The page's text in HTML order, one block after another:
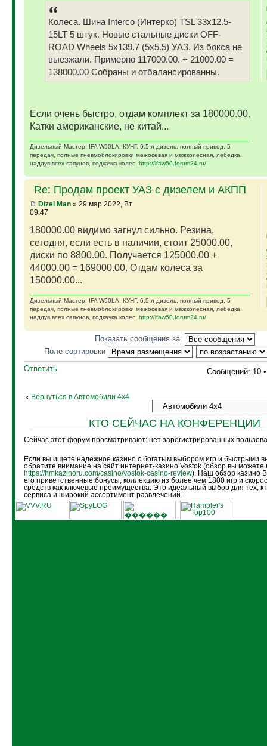
Колеса. Шина Interco (Интерко) TSL 33x12.5-
15LT 5 штук. Новые стальные диски OFF-
ROAD Wheels 5x139.7 (5x5.5) УАЗ. Из бокса не
выезжали. Примерно 117000.00. + 21000.00 =
138000.00 Собраны и отбалансированны.
Если очень быстро, отдам комплект за 180000.00.
Катки американские, не китай...
Дизельный Мастер. IFA W50LA, КУНГ, 6,5 л дизель, полный привод, 5
передач, полные пневмоблокировки межосевая и межколесная, лебедка,
наддув всех сапунов, подкачка колес. http://ifaw50.forum24.ru/
Re: Продам проект УАЗ с дизелем и АКПП
Dizel Man» 29 мар 2022, Вт
09:47
180000.00 видимо загнул сильно. Резина,
сегодня, если есть в наличии, стоит 25000.00,
диски по 8800.00. Получается 125000.00 +
44000.00 = 169000.00. Отдам колеса за
150000.00...
Дизельный Мастер. IFA W50LA, КУНГ, 6,5 л дизель, полный привод, 5
передач, полные пневмоблокировки межосевая и межколесная, лебедка,
наддув всех сапунов, подкачка колес. http://ifaw50.forum24.ru/
Показать сообщения за:
Поле сортировки
Ответить
Сообщений: 10
Вернуться в Автомобили 4х4
КТО СЕЙЧАС НА КОНФЕРЕНЦИИ
Сейчас этот форум просматривают: нет зарегистрированных
Если вы ищете надежное казино с богатым выбором игр и быстрыми
обратите внимание на сайт интернет-казино Vostok (обзор вы можете
https://hmkazinoru.com/casino/vostok-casino-review). Наш обзор казино
его приветственные бонусы, коллекцию из более чем 1800 игр и
средств как ключевые преимущества. Это идеальный выбор для тех,
сервиса и широкий ассортимент развлечений.